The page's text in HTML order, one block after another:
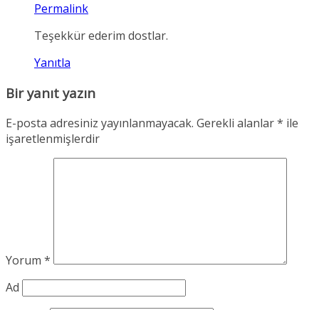
Permalink
Teşekkür ederim dostlar.
Yanıtla
Bir yanıt yazın
E-posta adresiniz yayınlanmayacak. Gerekli alanlar* ile
işaretlenmişlerdir
Yorum *
Ad